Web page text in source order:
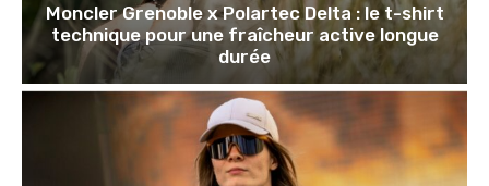
Moncler Grenoble x Polartec Delta : le t-shirt
technique pour une fraîcheur active longue
durée